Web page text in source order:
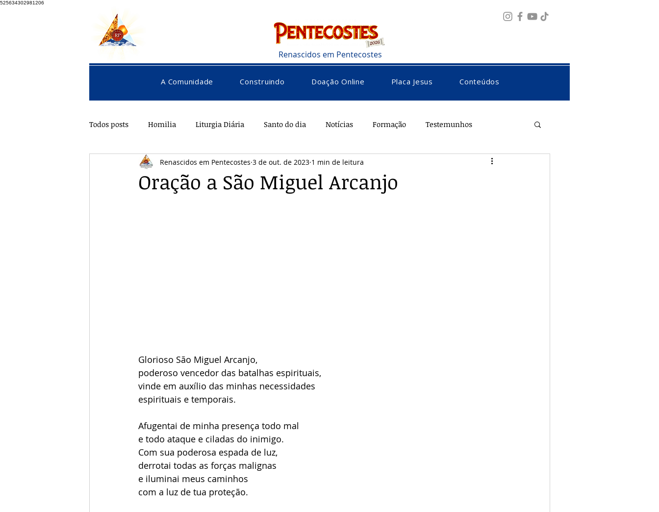
525634302981206
Renascidos em Pentecostes
A Comunidade Construindo Doação Online Placa Jesus Conteúdos
Todos posts Homilia Liturgia Diária Santo do dia Notícias Formação Testemunhos
Pentecostes Galeria Orações Saúde Diversos Vocacional
Oração a São Miguel Arcanjo
Renascidos em Pentecostes 3 de out. de 2023 1 min de leitura
Glorioso São Miguel Arcanjo,
poderoso vencedor das batalhas espirituais,
vinde em auxílio das minhas necessidades
espirituais e temporais.
Afugentai de minha presença todo mal
e todo ataque e ciladas do inimigo.
Com sua poderosa espada de luz,
derrotai todas as forças malignas
e iluminai meus caminhos
com a luz de tua proteção.